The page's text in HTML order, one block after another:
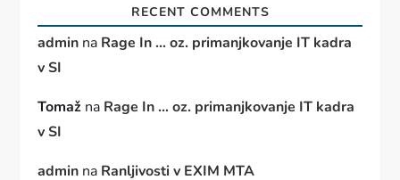
RECENT COMMENTS
admin na Rage In … oz. primanjkovanje IT kadra
v SI
Tomaž na Rage In … oz. primanjkovanje IT kadra
v SI
admin na Ranljivosti v EXIM MTA